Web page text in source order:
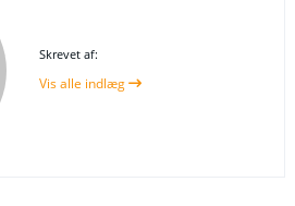
Skrevet af:
Vis alle indlæg